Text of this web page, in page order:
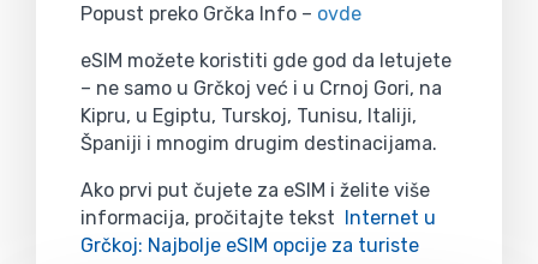
Popust preko Grčka Info – ovde
eSIM možete koristiti gde god da letujete
– ne samo u Grčkoj već i u Crnoj Gori, na
Kipru, u Egiptu, Turskoj, Tunisu, Italiji,
Španiji i mnogim drugim destinacijama.
Ako prvi put čujete za eSIM i želite više
informacija, pročitajte tekst Internet u
Grčkoj: Najbolje eSIM opcije za turiste